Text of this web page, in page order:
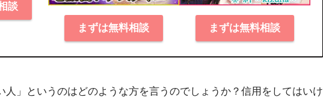
談
まずは無料相談 まずは無料相談
人」というのはどのような方を言うのでしょうか？信用をしてはいけ